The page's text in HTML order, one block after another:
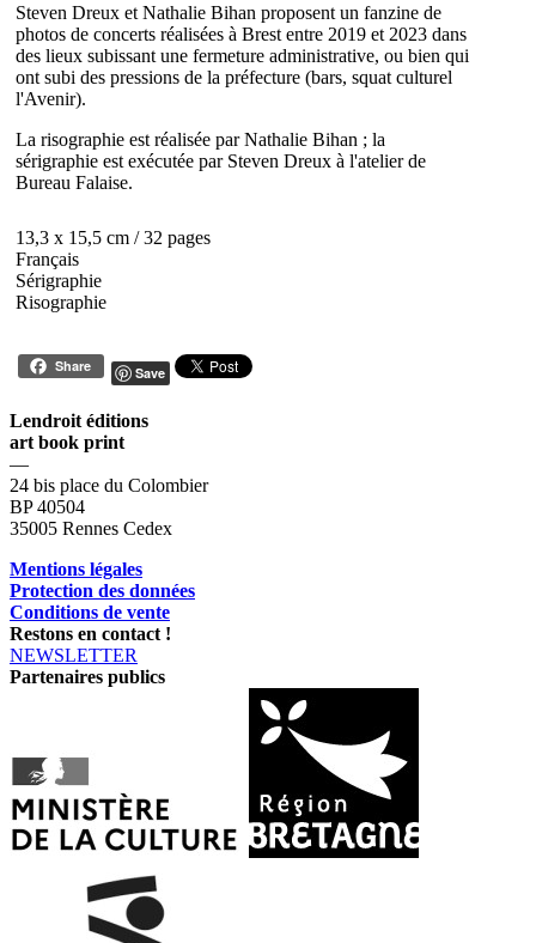
Steven Dreux et Nathalie Bihan proposent un fanzine de
photos de concerts réalisées à Brest entre 2019 et 2023 dans
des lieux subissant une fermeture administrative, ou bien qui
ont subi des pressions de la préfecture (bars, squat culturel
l'Avenir).
La risographie est réalisée par Nathalie Bihan ; la
sérigraphie est exécutée par Steven Dreux à l'atelier de
Bureau Falaise.
13,3 x 15,5 cm / 32 pages
Français
Sérigraphie
Risographie
Share Save
Lendroit éditions
art book print
—
24 bis place du Colombier
BP 40504
35005 Rennes Cedex
Mentions légales
Protection des données
Conditions de vente
Restons en contact !
NEWSLETTER
Partenaires publics